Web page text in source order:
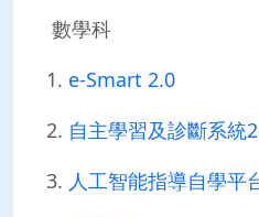
數學科
1. e-Smart 2.0
2. 自主學習及診斷系統
3. 人工智能指導自學平